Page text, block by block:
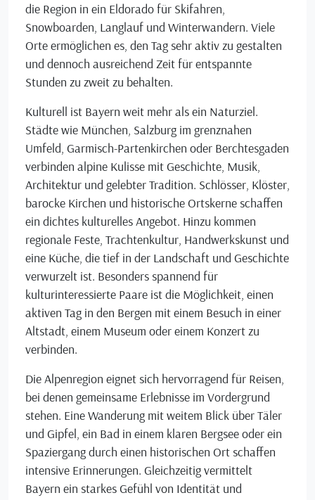
die Region in ein Eldorado für Skifahren,
Snowboarden, Langlauf und Winterwandern. Viele
Orte ermöglichen es, den Tag sehr aktiv zu gestalten
und dennoch ausreichend Zeit für entspannte
Stunden zu zweit zu behalten.
Kulturell ist Bayern weit mehr als ein Naturziel.
Städte wie München, Salzburg im grenznahen
Umfeld, Garmisch-Partenkirchen oder Berchtesgaden
verbinden alpine Kulisse mit Geschichte, Musik,
Architektur und gelebter Tradition. Schlösser, Klöster,
barocke Kirchen und historische Ortskerne schaffen
ein dichtes kulturelles Angebot. Hinzu kommen
regionale Feste, Trachtenkultur, Handwerkskunst und
eine Küche, die tief in der Landschaft und Geschichte
verwurzelt ist. Besonders spannend für
kulturinteressierte Paare ist die Möglichkeit, einen
aktiven Tag in den Bergen mit einem Besuch in einer
Altstadt, einem Museum oder einem Konzert zu
verbinden.
Die Alpenregion eignet sich hervorragend für Reisen,
bei denen gemeinsame Erlebnisse im Vordergrund
stehen. Eine Wanderung mit weitem Blick über Täler
und Gipfel, ein Bad in einem klaren Bergsee oder ein
Spaziergang durch einen historischen Ort schaffen
intensive Erinnerungen. Gleichzeitig vermittelt
Bayern ein starkes Gefühl von Identität und